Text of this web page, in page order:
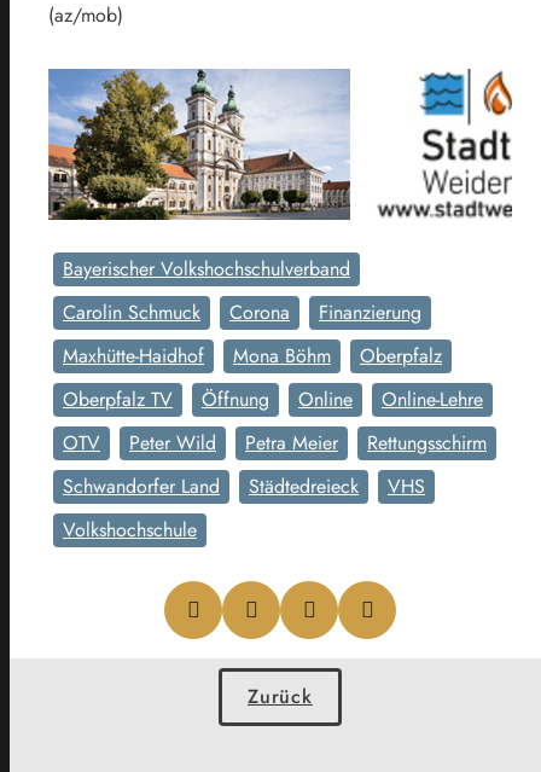
(az/mob)
Bayerischer Volkshochschulverband
Carolin Schmuck
Corona
Finanzierung
Maxhütte-Haidhof
Mona Böhm
Oberpfalz
Oberpfalz TV
Öffnung Online
Online-Lehre
OTV
Peter Wild Petra Meier
Rettungsschirm
Schwandorfer Land
Städtedreieck
VHS
Volkshochschule
Zurück